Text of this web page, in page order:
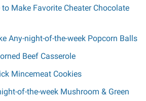
Make Favorite Cheater Chocolate
Any-night-of-the-week Popcorn Balls
Beef Casserole
Mincemeat Cookies
of-the-week Mushroom & Green